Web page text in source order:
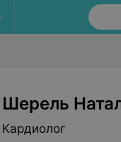
Шерель
Кардиолог